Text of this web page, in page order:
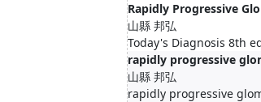
Rapidly Progressive
山縣 邦弘
Today's Diagnosis 8th
rapidly progressive
山縣 邦弘
rapidly progressive